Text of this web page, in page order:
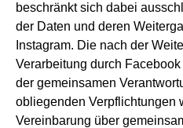
beschränkt sich dabei
der Daten und deren
Instagram. Die nach der
Verarbeitung durch Facebook
der gemeinsamen
obliegenden Verpflichtungen
Vereinbarung über